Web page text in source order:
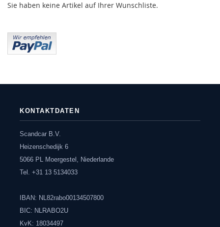
Sie haben keine Artikel auf Ihrer Wunschliste.
KONTAKTDATEN
Scandcar B.V.
Heizenschedijk 6
5066 PL Moergestel, Niederlande
Tel. +31 13 5134033
IBAN: NL82rabo00134507800
BIC: NLRABO2U
KvK: 18034497